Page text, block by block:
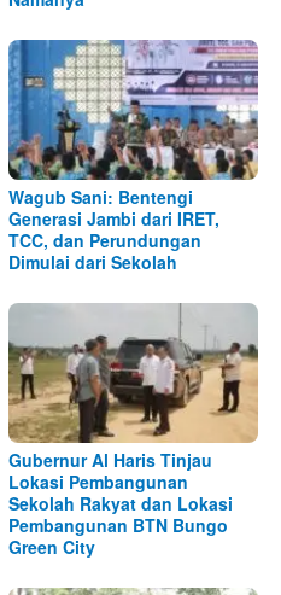
Wagub Sani: Bentengi
Generasi Jambi dari IRET,
TCC, dan Perundungan
Dimulai dari Sekolah
Gubernur Al Haris Tinjau
Lokasi Pembangunan
Sekolah Rakyat dan Lokasi
Pembangunan BTN Bungo
Green City